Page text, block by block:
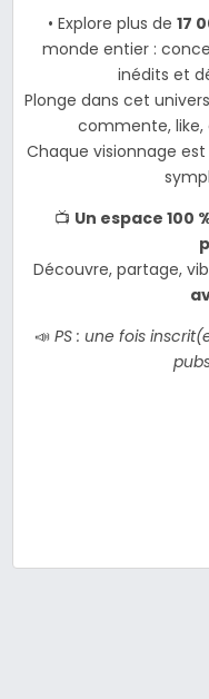
• Explore plus de 17
monde entier :
inédits et
Plonge dans cet
commente,
Chaque visionnage
📺 Un espace 100
Découvre, partage,
📣 PS : une fois